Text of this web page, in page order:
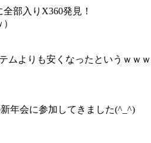
部入りX360発見！
ムよりも安くなったというｗｗ
年会に参加してきました(^_^)